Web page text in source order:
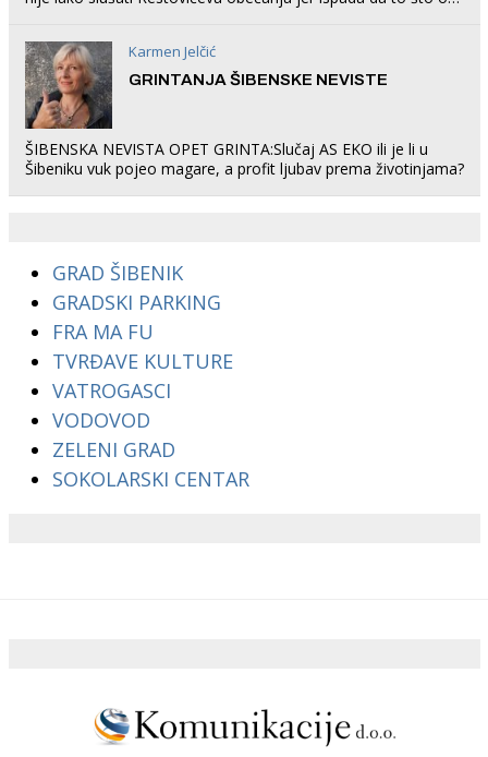
Karmen Jelčić
GRINTANJA ŠIBENSKE NEVISTE
ŠIBENSKA NEVISTA OPET GRINTA:Slučaj AS EKO ili je li u
Šibeniku vuk pojeo magare, a profit ljubav prema životinjama?
GRAD ŠIBENIK
GRADSKI PARKING
FRA MA FU
TVRĐAVE KULTURE
VATROGASCI
VODOVOD
ZELENI GRAD
SOKOLARSKI CENTAR